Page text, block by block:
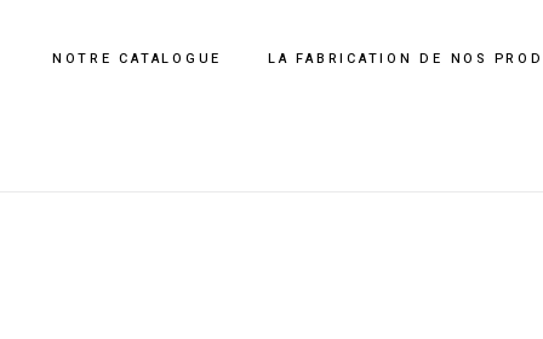
NOTRE CATALOGUE LA FABRICATION DE NOS